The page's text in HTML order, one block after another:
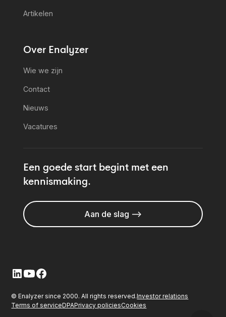
Artikelen
Over Enalyzer
Wie we zijn
Contact
Nieuws
Vacatures
Een goede start begint met een
kennismaking.
Aan de slag -->
© Enalyzer since 2000. All rights reserved.Investor relations
Terms of serviceDPAPrivacy policiesCookies